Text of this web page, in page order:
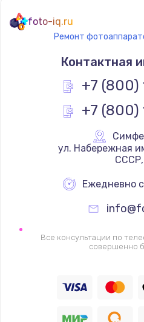
foto-iq.ru
Ремонт
Контактная
+7 (800)
+7 (800)
СССР,
Ежедневно
Все консультации по
совершенно